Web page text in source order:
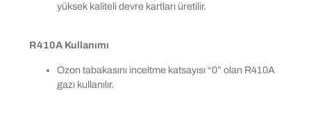
yüksek kaliteli devre kartları üretilir.
R410A Kullanımı
Ozon tabakasını inceltme katsayısı “0” olan R410A
gazı kullanılır.